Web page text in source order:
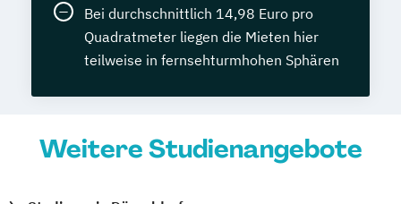
Bei durchschnittlich 14,98 Euro pro
Quadratmeter liegen die Mieten hier
teilweise in fernsehturmhohen Sphären
Weitere Studienangebote